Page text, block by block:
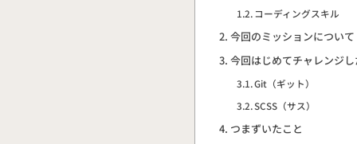
コーディングスキル
今回のミッションについて
今回はじめてチャレンジ
Git（ギット）
SCSS（サス）
つまずいたこと